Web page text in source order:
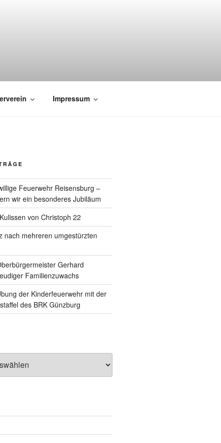
Impressum
Feuerwehr Reisensburg –
wir ein besonderes Jubiläum
von Christoph 22
nach mehreren umgestürzten
Gerhard
Familienzuwachs
der Kinderfeuerwehr mit der
des BRK Günzburg